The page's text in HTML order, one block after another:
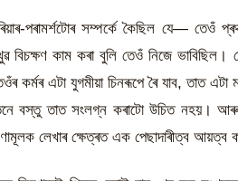
পৰামৰ্শটোৰ সম্পৰ্কে কৈছিল যে—
কাম কৰা বুলি তেওঁ নিজে ভাবিছিল।
কৰ্মৰ এটা যুগমীয়া চিনৰূপে ৰৈ যাব, তাত
বস্তু তাত সংলগ্ন কৰাটো উচিত নহয়। আৰু
লেখাৰ ক্ষেত্ৰত এক পেছাদাৰীত্ব আয়ত্ব